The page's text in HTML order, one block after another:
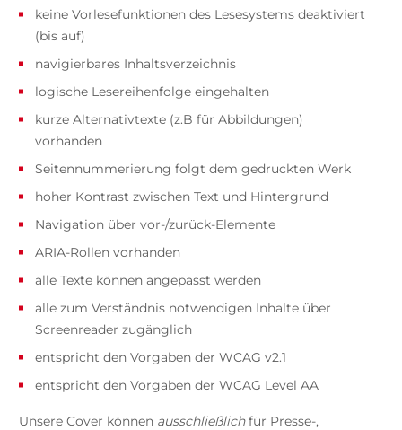
keine Vorlesefunktionen des Lesesystems deaktiviert
(bis auf)
navigierbares Inhaltsverzeichnis
logische Lesereihenfolge eingehalten
kurze Alternativtexte (z.B für Abbildungen)
vorhanden
Seitennummerierung folgt dem gedruckten Werk
hoher Kontrast zwischen Text und Hintergrund
Navigation über vor-/zurück-Elemente
ARIA-Rollen vorhanden
alle Texte können angepasst werden
alle zum Verständnis notwendigen Inhalte über
Screenreader zugänglich
entspricht den Vorgaben der WCAG v2.1
entspricht den Vorgaben der WCAG Level AA
Unsere Cover können ausschließlichfür Presse-,